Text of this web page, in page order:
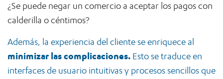
¿Se puede negar un comercio a aceptar los pagos con
calderilla o céntimos?
Además, la experiencia del cliente se enriquece al
minimizar las complicaciones. Esto se traduce en
interfaces de usuario intuitivas y procesos sencillos que